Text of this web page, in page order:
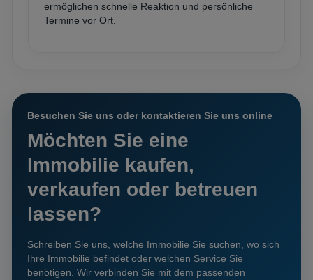
ermöglichen schnelle Reaktion und persönliche
Termine vor Ort.
Besuchen Sie uns oder kontaktieren Sie uns online
Möchten Sie eine
Immobilie kaufen,
verkaufen oder betreuen
lassen?
Schreiben Sie uns, welche Immobilie Sie suchen, wo sich
Ihre Immobilie befindet oder welchen Service Sie
benötigen. Wir verbinden Sie mit dem passenden